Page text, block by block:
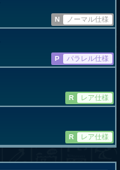
N
ノーマル仕様
P
パラレル仕様
R
レア仕様
R レア仕様